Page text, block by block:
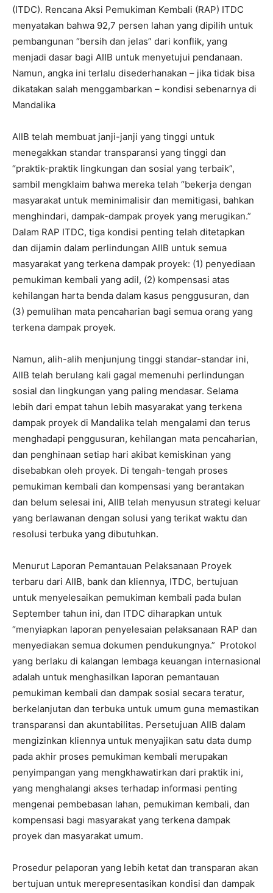
(ITDC). Rencana Aksi Pemukiman Kembali (RAP) ITDC
menyatakan bahwa 92,7 persen lahan yang dipilih untuk
pembangunan “bersih dan jelas” dari konflik, yang
menjadi dasar bagi AIIB untuk menyetujui pendanaan.
Namun, angka ini terlalu disederhanakan – jika tidak bisa
dikatakan salah menggambarkan – kondisi sebenarnya di
Mandalika
AIIB telah membuat janji-janji yang tinggi untuk
menegakkan standar transparansi yang tinggi dan
“praktik-praktik lingkungan dan sosial yang terbaik”,
sambil mengklaim bahwa mereka telah “bekerja dengan
masyarakat untuk meminimalisir dan memitigasi, bahkan
menghindari, dampak-dampak proyek yang merugikan.”
Dalam RAP ITDC, tiga kondisi penting telah ditetapkan
dan dijamin dalam perlindungan AIIB untuk semua
masyarakat yang terkena dampak proyek: (1) penyediaan
pemukiman kembali yang adil, (2) kompensasi atas
kehilangan harta benda dalam kasus penggusuran, dan
(3) pemulihan mata pencaharian bagi semua orang yang
terkena dampak proyek.
Namun, alih-alih menjunjung tinggi standar-standar ini,
AIIB telah berulang kali gagal memenuhi perlindungan
sosial dan lingkungan yang paling mendasar. Selama
lebih dari empat tahun lebih masyarakat yang terkena
dampak proyek di Mandalika telah mengalami dan terus
menghadapi penggusuran, kehilangan mata pencaharian,
dan penghinaan setiap hari akibat kemiskinan yang
disebabkan oleh proyek. Di tengah-tengah proses
pemukiman kembali dan kompensasi yang berantakan
dan belum selesai ini, AIIB telah menyusun strategi keluar
yang berlawanan dengan solusi yang terikat waktu dan
resolusi terbuka yang dibutuhkan.
Menurut Laporan Pemantauan Pelaksanaan Proyek
terbaru dari AIIB, bank dan kliennya, ITDC, bertujuan
untuk menyelesaikan pemukiman kembali pada bulan
September tahun ini, dan ITDC diharapkan untuk
“menyiapkan laporan penyelesaian pelaksanaan RAP dan
menyediakan semua dokumen pendukungnya.” Protokol
yang berlaku di kalangan lembaga keuangan internasional
adalah untuk menghasilkan laporan pemantauan
pemukiman kembali dan dampak sosial secara teratur,
berkelanjutan dan terbuka untuk umum guna memastikan
transparansi dan akuntabilitas. Persetujuan AIIB dalam
mengizinkan kliennya untuk menyajikan satu data dump
pada akhir proses pemukiman kembali merupakan
penyimpangan yang mengkhawatirkan dari praktik ini,
yang menghalangi akses terhadap informasi penting
mengenai pembebasan lahan, pemukiman kembali, dan
kompensasi bagi masyarakat yang terkena dampak
proyek dan masyarakat umum.
Prosedur pelaporan yang lebih ketat dan transparan akan
bertujuan untuk merepresentasikan kondisi dan dampak